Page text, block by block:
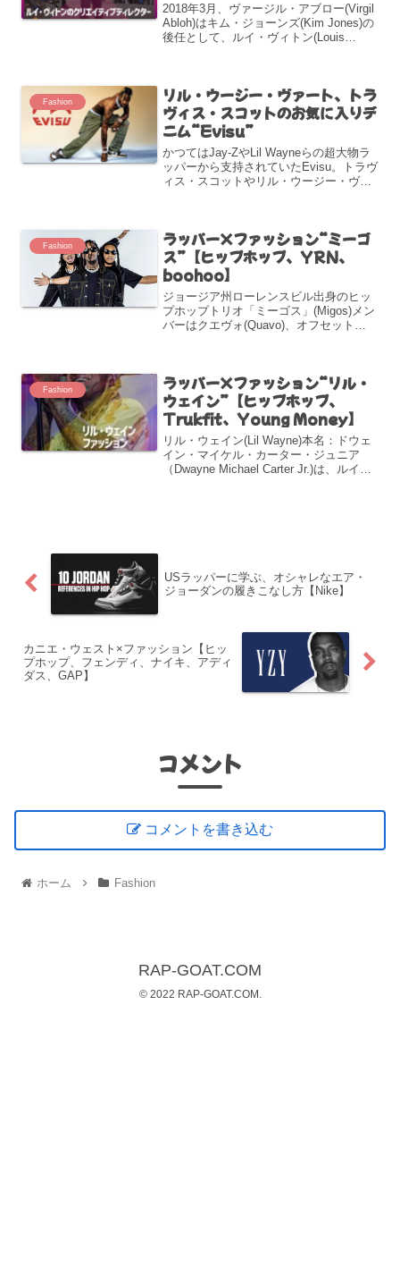
2018年3月、ヴァージル・アブロー(Virgil
Abloh)はキム・ジョーンズ(Kim Jones)の
後任として、ルイ・ヴィトン(Louis
Fashion
リル・ウージー・ヴァート、トラ
ヴィス・スコットのお気に入りデ
ニム“Evisu”
かつてはJay-ZやLil Wayneらの超大物ラ
ッパーから支持されていたEvisu。トラヴ
ィス・スコットやリル・ウージー・ヴァ
コッ...
Fashion
ラッパー×ファッション“ミーゴ
ス”【ヒップホップ、YRN、
boohoo】
ジョージア州ローレンスビル出身のヒッ
プホップトリオ「ミーゴス」(Migos)メン
バーはクエヴォ(Quavo)、オフセット
Fashion
ラッパー×ファッション“リル・
ウェイン”【ヒップホップ、
Trukfit、Young Money】
リル・ウェイン(Lil Wayne)本名：ドウェ
イン・マイケル・カーター・ジュニア
（Dwayne Michael Carter Jr.)は、ルイジ
USラッパーに学ぶ、オシャレなエア・
ジョーダンの履きこなし方【Nike】
カニエ・ウェスト×ファッション【ヒッ
プホップ、フェンディ、ナイキ、アディ
ダス、GAP】
コメント
コメントを書き込む
ホーム Fashion
RAP-GOAT.COM
© 2022 RAP-GOAT.COM.